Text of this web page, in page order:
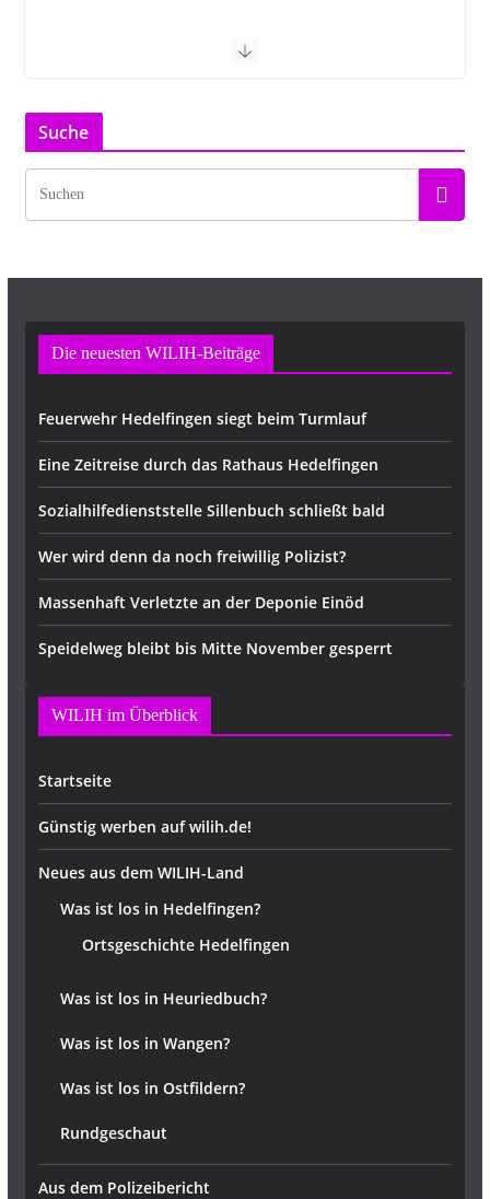
Suche
Die neuesten WILIH-Beiträge
Feuerwehr Hedelfingen siegt beim Turmlauf
Eine Zeitreise durch das Rathaus Hedelfingen
Sozialhilfedienststelle Sillenbuch schließt bald
Wer wird denn da noch freiwillig Polizist?
Massenhaft Verletzte an der Deponie Einöd
Speidelweg bleibt bis Mitte November gesperrt
WILIH im Überblick
Startseite
Günstig werben auf wilih.de!
Neues aus dem WILIH-Land
Was ist los in Hedelfingen?
Ortsgeschichte Hedelfingen
Was ist los in Heuriedbuch?
Was ist los in Wangen?
Was ist los in Ostfildern?
Rundgeschaut
Aus dem Polizeibericht